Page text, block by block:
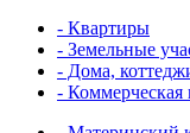
- Квартиры
- Земельные
- Дома,
-